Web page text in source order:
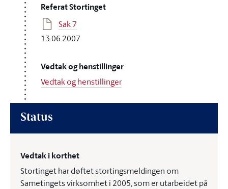
Referat Stortinget
Sak 7
13.06.2007
Vedtak og henstillinger
Vedtak og henstillinger
Status
Vedtak i korthet
Stortinget har døftet stortingsmeldingen om
Sametingets virksomhet i 2005, som er utarbeidet på